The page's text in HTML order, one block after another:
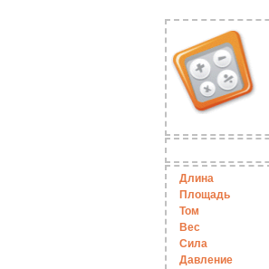
Длина
Площадь
Том
Вес
Сила
Давление